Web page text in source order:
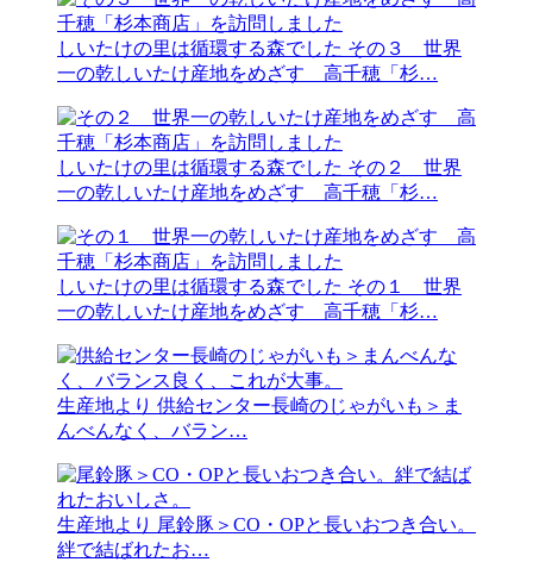
しいたけの里は循環する森でした その３ 世界
一の乾しいたけ産地をめざす 高千穂「杉…
しいたけの里は循環する森でした その２ 世界
一の乾しいたけ産地をめざす 高千穂「杉…
しいたけの里は循環する森でした その１ 世界
一の乾しいたけ産地をめざす 高千穂「杉…
生産地より 供給センター長崎のじゃがいも＞ま
んべんなく、バラン…
生産地より 尾鈴豚＞CO・OPと長いおつき合い。
絆で結ばれたお…